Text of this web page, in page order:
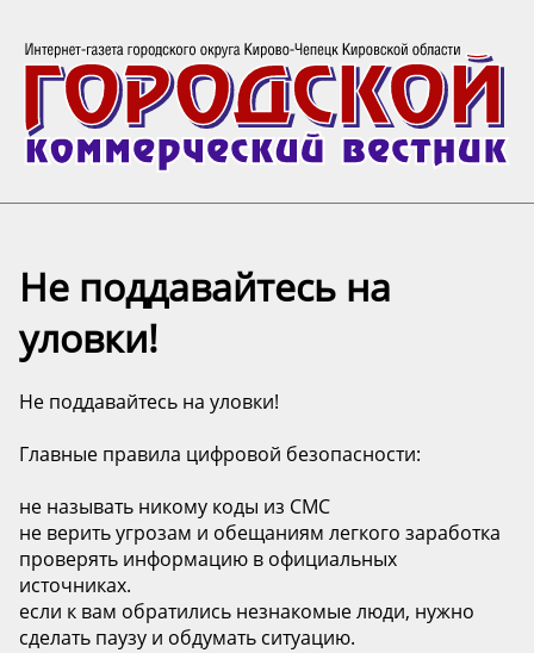
Не поддавайтесь на
уловки!
Не поддавайтесь на уловки!
Главные правила цифровой безопасности:
не называть никому коды из СМС
не верить угрозам и обещаниям легкого заработка
проверять информацию в официальных
источниках.
если к вам обратились незнакомые люди, нужно
сделать паузу и обдумать ситуацию.